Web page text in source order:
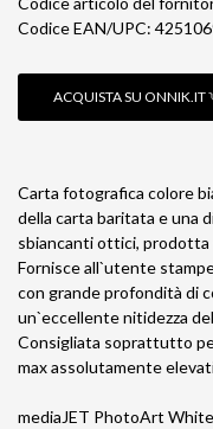
Codice EAN/UPC:
ACQUISTA SU ONNIK.IT
Carta fotografica colore
della carta baritata e una
sbiancanti ottici, prodotta
Fornisce all`utente
con grande profondità di
un`eccellente nitidezza
Consigliata soprattutto
max assolutamente
mediaJET PhotoArt